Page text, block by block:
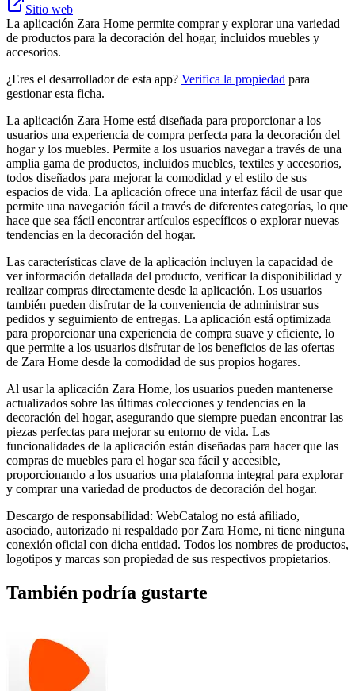
Sitio web
La aplicación Zara Home permite comprar y explorar una variedad
de productos para la decoración del hogar, incluidos muebles y
accesorios.
¿Eres el desarrollador de esta app? Verifica la propiedad para
gestionar esta ficha.
La aplicación Zara Home está diseñada para proporcionar a los
usuarios una experiencia de compra perfecta para la decoración del
hogar y los muebles. Permite a los usuarios navegar a través de una
amplia gama de productos, incluidos muebles, textiles y accesorios,
todos diseñados para mejorar la comodidad y el estilo de sus
espacios de vida. La aplicación ofrece una interfaz fácil de usar que
permite una navegación fácil a través de diferentes categorías, lo que
hace que sea fácil encontrar artículos específicos o explorar nuevas
tendencias en la decoración del hogar.
Las características clave de la aplicación incluyen la capacidad de
ver información detallada del producto, verificar la disponibilidad y
realizar compras directamente desde la aplicación. Los usuarios
también pueden disfrutar de la conveniencia de administrar sus
pedidos y seguimiento de entregas. La aplicación está optimizada
para proporcionar una experiencia de compra suave y eficiente, lo
que permite a los usuarios disfrutar de los beneficios de las ofertas
de Zara Home desde la comodidad de sus propios hogares.
Al usar la aplicación Zara Home, los usuarios pueden mantenerse
actualizados sobre las últimas colecciones y tendencias en la
decoración del hogar, asegurando que siempre puedan encontrar las
piezas perfectas para mejorar su entorno de vida. Las
funcionalidades de la aplicación están diseñadas para hacer que las
compras de muebles para el hogar sea fácil y accesible,
proporcionando a los usuarios una plataforma integral para explorar
y comprar una variedad de productos de decoración del hogar.
Descargo de responsabilidad: WebCatalog no está afiliado,
asociado, autorizado ni respaldado por Zara Home, ni tiene ninguna
conexión oficial con dicha entidad. Todos los nombres de productos,
logotipos y marcas son propiedad de sus respectivos propietarios.
También podría gustarte